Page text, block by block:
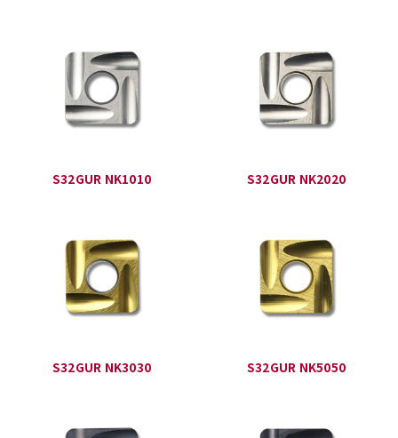
S32GUR NK1010 S32GUR NK2020
S32GUR NK3030 S32GUR NK5050